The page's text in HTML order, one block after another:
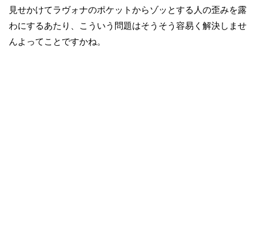
見せかけてラヴォナのポケットからゾッとする人の歪みを露
わにするあたり、こういう問題はそうそう容易く解決しませ
んよってことですかね。